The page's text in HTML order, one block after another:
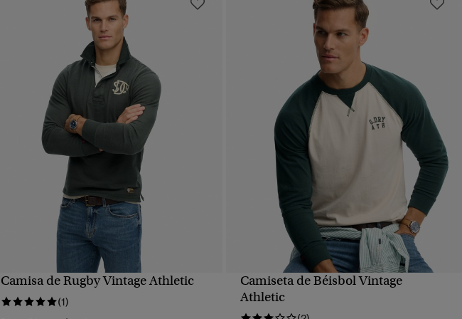
VISTA RÁPIDA
Camisa de Rugby Vintage Athletic
(1)
Camiseta de Béisbol Vintage
Athletic